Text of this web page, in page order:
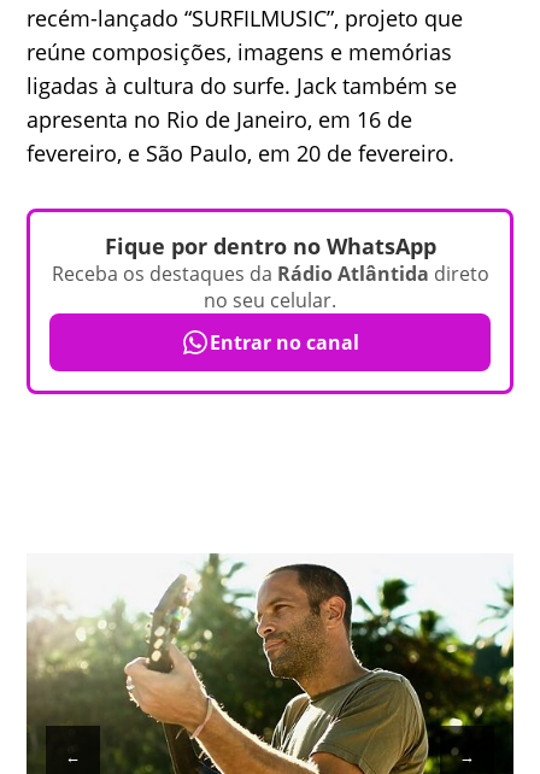
recém-lançado “SURFILMUSIC”, projeto que
reúne composições, imagens e memórias
ligadas à cultura do surfe. Jack também se
apresenta no Rio de Janeiro, em 16 de
fevereiro, e São Paulo, em 20 de fevereiro.
Fique por dentro no WhatsApp
Receba os destaques da Rádio Atlântida direto
no seu celular.
Entrar no canal
← →